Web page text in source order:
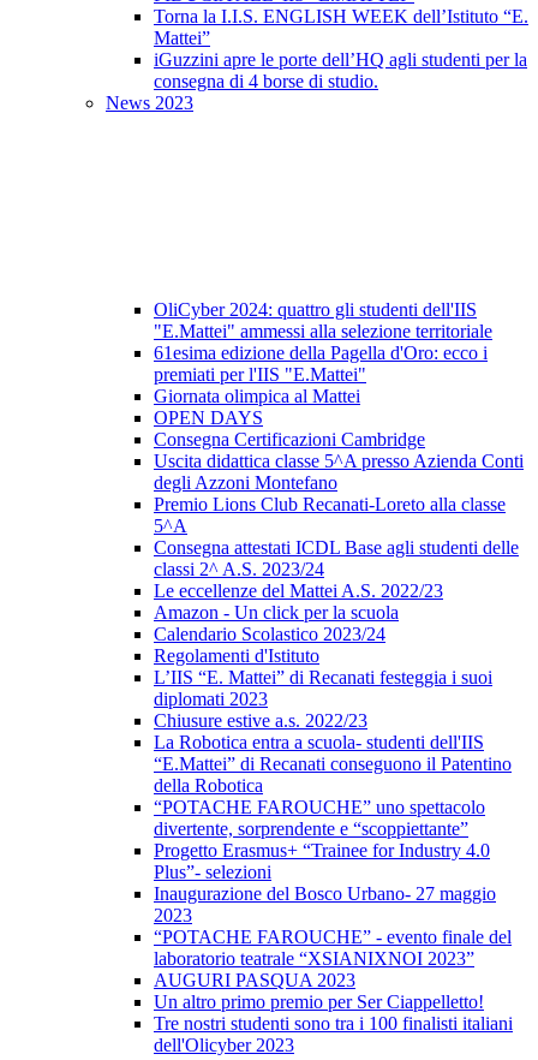
Torna la I.I.S. ENGLISH WEEK dell’Istituto “E.
Mattei”
iGuzzini apre le porte dell’HQ agli studenti per la
consegna di 4 borse di studio.
News 2023
OliCyber 2024: quattro gli studenti dell'IIS
"E.Mattei" ammessi alla selezione territoriale
61esima edizione della Pagella d'Oro: ecco i
premiati per l'IIS "E.Mattei"
Giornata olimpica al Mattei
OPEN DAYS
Consegna Certificazioni Cambridge
Uscita didattica classe 5^A presso Azienda Conti
degli Azzoni Montefano
Premio Lions Club Recanati-Loreto alla classe
5^A
Consegna attestati ICDL Base agli studenti delle
classi 2^ A.S. 2023/24
Le eccellenze del Mattei A.S. 2022/23
Amazon - Un click per la scuola
Calendario Scolastico 2023/24
Regolamenti d'Istituto
L’IIS “E. Mattei” di Recanati festeggia i suoi
diplomati 2023
Chiusure estive a.s. 2022/23
La Robotica entra a scuola- studenti dell'IIS
“E.Mattei” di Recanati conseguono il Patentino
della Robotica
“POTACHE FAROUCHE” uno spettacolo
divertente, sorprendente e “scoppiettante”
Progetto Erasmus+ “Trainee for Industry 4.0
Plus”- selezioni
Inaugurazione del Bosco Urbano- 27 maggio
2023
“POTACHE FAROUCHE” - evento finale del
laboratorio teatrale “XSIANIXNOI 2023”
AUGURI PASQUA 2023
Un altro primo premio per Ser Ciappelletto!
Tre nostri studenti sono tra i 100 finalisti italiani
dell'Olicyber 2023